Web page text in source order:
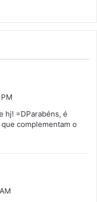
hj! =DParabéns, é
complementam o